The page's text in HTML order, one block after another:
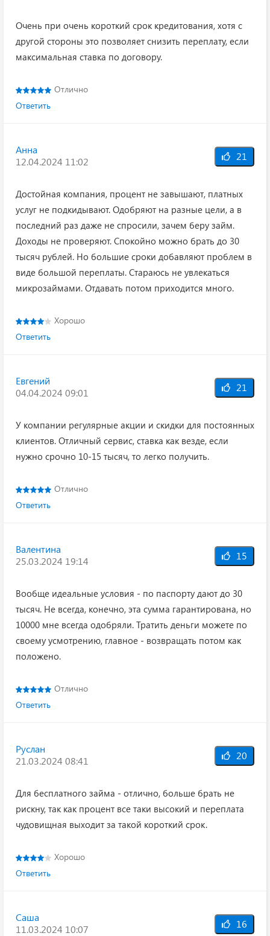
Очень при очень короткий срок кредитования, хотя с
другой стороны это позволяет снизить переплату, если
максимальная ставка по договору.
Отлично
Ответить
Анна
12.04.2024 11:02
21
Достойная компания, процент не завышают, платных
услуг не подкидывают. Одобряют на разные цели, а в
последний раз даже не спросили, зачем беру займ.
Доходы не проверяют. Спокойно можно брать до 30
тысяч рублей. Но большие сроки добавляют проблем в
виде большой переплаты. Стараюсь не увлекаться
микрозаймами. Отдавать потом приходится много.
Хорошо
Ответить
Евгений
04.04.2024 09:01
21
У компании регулярные акции и скидки для постоянных
клиентов. Отличный сервис, ставка как везде, если
нужно срочно 10-15 тысяч, то легко получить.
Отлично
Ответить
Валентина
25.03.2024 19:14
15
Вообще идеальные условия - по паспорту дают до 30
тысяч. Не всегда, конечно, эта сумма гарантирована, но
10000 мне всегда одобряли. Тратить деньги можете по
своему усмотрению, главное - возвращать потом как
положено.
Отлично
Ответить
Руслан
21.03.2024 08:41
20
Для бесплатного займа - отлично, больше брать не
рискну, так как процент все таки высокий и переплата
чудовищная выходит за такой короткий срок.
Хорошо
Ответить
Саша
11.03.2024 10:07
16